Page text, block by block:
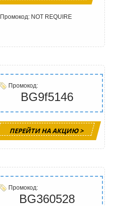
Промокод: NOT REQUIRE
Промокод:
BG9f5146
ПЕРЕЙТИ НА АКЦИЮ >
Промокод:
BG360528